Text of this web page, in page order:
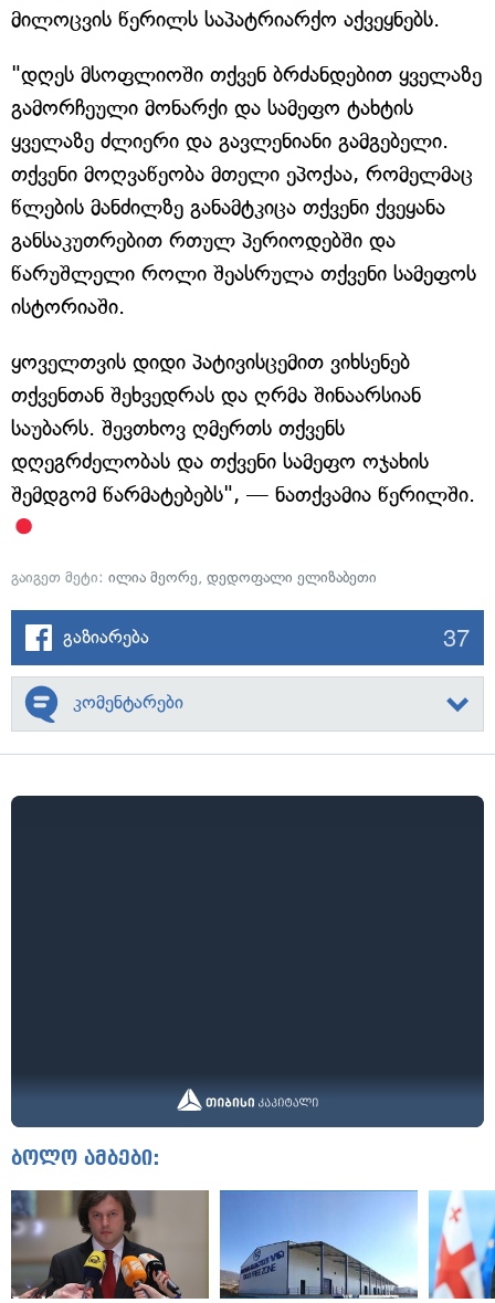
მილოცვის წერილს საპატრიარქო აქვეყნებს.
"დღეს მსოფლიოში თქვენ ბრძანდებით ყველაზე
გამორჩეული მონარქი და სამეფო ტახტის
ყველაზე ძლიერი და გავლენიანი გამგებელი.
თქვენი მოღვაწეობა მთელი ეპოქაა, რომელმაც
წლების მანძილზე განამტკიცა თქვენი ქვეყანა
განსაკუთრებით რთულ პერიოდებში და
წარუშლელი როლი შეასრულა თქვენი სამეფოს
ისტორიაში.
ყოველთვის დიდი პატივისცემით ვიხსენებ
თქვენთან შეხვედრას და ღრმა შინაარსიან
საუბარს. შევთხოვ ღმერთს თქვენს
დღეგრძელობას და თქვენი სამეფო ოჯახის
შემდგომ წარმატებებს", — ნათქვამია წერილში.
გაიგეთ მეტი: ილია მეორე, დედოფალი ელიზაბეთი
გაზიარება 37
კომენტარები
ბოლო ამბები: